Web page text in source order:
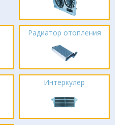
Радиатор отопления
Интеркулер